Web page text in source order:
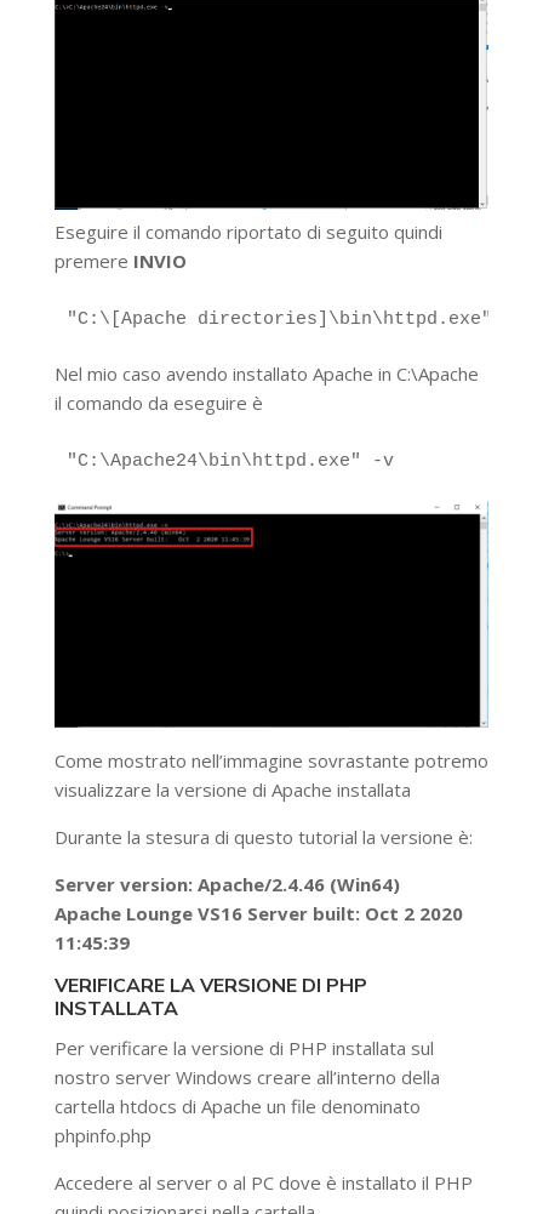
Eseguire il comando riportato di seguito quindi
premere INVIO
"C:\[Apache directories]\bin\httpd.exe" -v
Nel mio caso avendo installato Apache in C:\Apache
il comando da eseguire è
"C:\Apache24\bin\httpd.exe" -v
Come mostrato nell’immagine sovrastante potremo
visualizzare la versione di Apache installata
Durante la stesura di questo tutorial la versione è:
Server version: Apache/2.4.46 (Win64)
Apache Lounge VS16 Server built: Oct 2 2020
11:45:39
VERIFICARE LA VERSIONE DI PHP
INSTALLATA
Per verificare la versione di PHP installata sul
nostro server Windows creare all’interno della
cartella htdocs di Apache un file denominato
phpinfo.php
Accedere al server o al PC dove è installato il PHP